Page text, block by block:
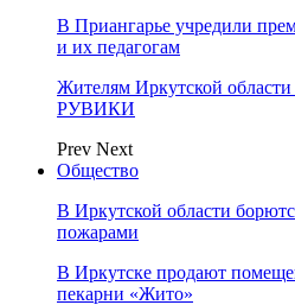
В Приангарье учредили
и их педагогам
Жителям Иркутской области
РУВИКИ
Prev Next
Общество
В Иркутской области
пожарами
В Иркутске продают
пекарни «Жито»